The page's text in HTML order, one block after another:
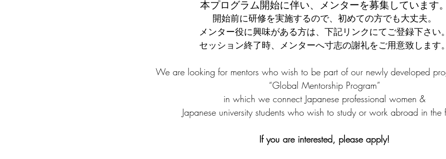
本プログラム開始に伴い、メンターを募集しています。
開始前に研修を実施するので、初めての方でも大丈夫。
メンター役に興味がある方は、下記リンクにてご登録下さい。
セッション終了時、メンターへ寸志の謝礼をご用意致します。
We are looking for mentors who wish to be part of our newly developed
“Global Mentorship Program”
in which we connect Japanese professional women &
Japanese university students who wish to study or work abroad in the
If you are interested, please apply!